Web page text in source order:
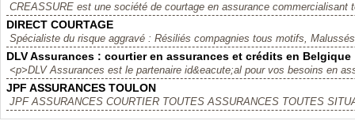
CREASSURE est une société de courtage en assurance commercialisant
DIRECT COURTAGE
Spécialiste du risque aggravé : Résiliés compagnies tous motifs,
DLV Assurances : courtier en assurances et crédits en Belgique
<p>DLV Assurances est le partenaire id&eacute;al pour vos besoins en
JPF ASSURANCES TOULON
JPF ASSURANCES COURTIER TOUTES ASSURANCES TOUTES